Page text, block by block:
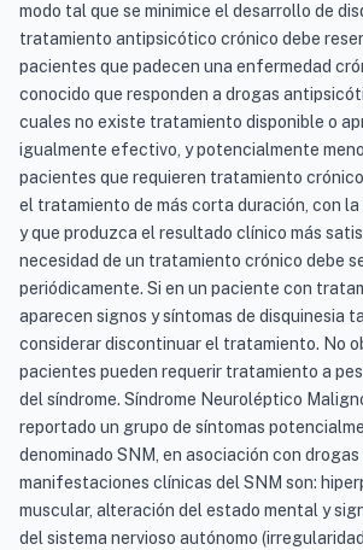
modo tal que se minimice el desarrollo de
tratamiento antipsicótico crónico debe
pacientes que padecen una enfermedad
conocido que responden a drogas
cuales no existe tratamiento disponible o
igualmente efectivo, y potencialmente
pacientes que requieren tratamiento
el tratamiento de más corta duración, con la
y que produzca el resultado clínico más
necesidad de un tratamiento crónico debe
periódicamente. Si en un paciente con
aparecen signos y síntomas de disquinesia
considerar discontinuar el tratamiento. No
pacientes pueden requerir tratamiento a
del síndrome. Síndrome Neuroléptico
reportado un grupo de síntomas
denominado SNM, en asociación con
manifestaciones clínicas del SNM son:
muscular, alteración del estado mental y
del sistema nervioso autónomo